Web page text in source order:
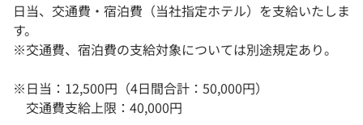
日当、交通費・宿泊費（当社指定ホテル）を支給いたしま
す。
※交通費、宿泊費の支給対象については別途規定あり。
※日当：12,500円（4日間合計：50,000円）
交通費支給上限：40,000円